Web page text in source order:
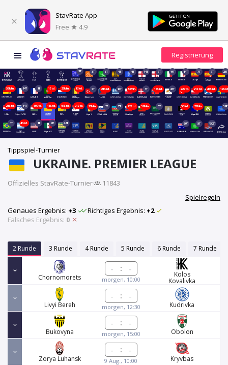
StavRate App
Free
4.9
3T 3T 3T 4T 4T 14T 7T 14T 14T 7T 7T 21T
53Min. 14T 1T 1Std. 23Min. 1Std. 7T 21Std. 14T 53Min. 1T 18Std. 21T 22Std. 21Std. 20Std.
21Std. 14T 19Std. 16Std. 15Std. 21Std. 23Min. 1T 7T 22Std. 38Min. 5T 5Std. 23Min. 39T
1T 4Std. 1T 8T 48T 69T 5T 152T
Tippspiel-Turnier
UKRAINE. PREMIER LEAGUE
Offizielles StavRate-Turnier·
11843
Spielregeln
Genaues Ergebnis: +3 Richtiges Ergebnis: +2
Falsches Ergebnis: 0
2 Runde 3 Runde 4 Runde 5 Runde 6 Runde 7 Runde
Chornomorets
:
morgen, 10:00
Kolos
Kovalivka
Livyi Bereh
:
morgen, 12:30 Kudrivka
Bukovyna
:
morgen, 15:00 Obolon
Zorya Luhansk
:
9 Aug., 10:00 Kryvbas